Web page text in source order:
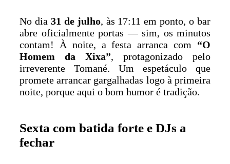
No dia 31 de julho, às 17:11 em ponto, o bar
abre oficialmente portas — sim, os minutos
contam! À noite, a festa arranca com “O
Homem da Xixa”, protagonizado pelo
irreverente Tomané. Um espetáculo que
promete arrancar gargalhadas logo à primeira
noite, porque aqui o bom humor é tradição.
Sexta com batida forte e DJs a
fechar